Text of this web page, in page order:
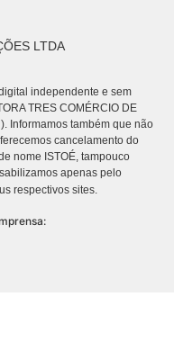
LTDA
independente e sem
TRES COMÉRCIO DE
Informamos também que não
cancelamento do
nome ISTOÉ, tampouco
apenas pelo
respectivos sites.